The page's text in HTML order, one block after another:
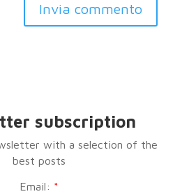
subscription
with a selection of the
best posts
Email: *